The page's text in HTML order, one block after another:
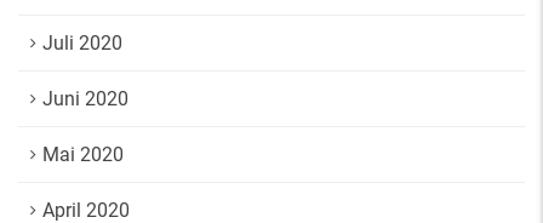
Juli 2020
Juni 2020
Mai 2020
April 2020